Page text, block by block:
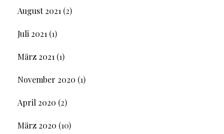
August 2021 (2)
Juli 2021 (1)
März 2021 (1)
November 2020 (1)
April 2020 (2)
März 2020 (10)